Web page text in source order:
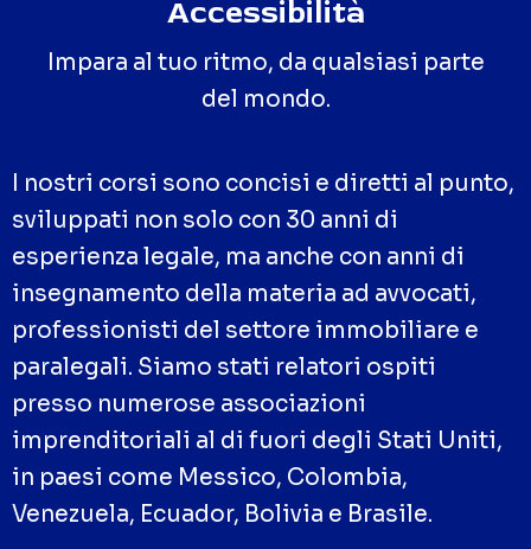
Accessibilità
Impara al tuo ritmo, da qualsiasi parte
del mondo.
I nostri corsi sono concisi e diretti al punto,
sviluppati non solo con 30 anni di
esperienza legale, ma anche con anni di
insegnamento della materia ad avvocati,
professionisti del settore immobiliare e
paralegali. Siamo stati relatori ospiti
presso numerose associazioni
imprenditoriali al di fuori degli Stati Uniti,
in paesi come Messico, Colombia,
Venezuela, Ecuador, Bolivia e Brasile.